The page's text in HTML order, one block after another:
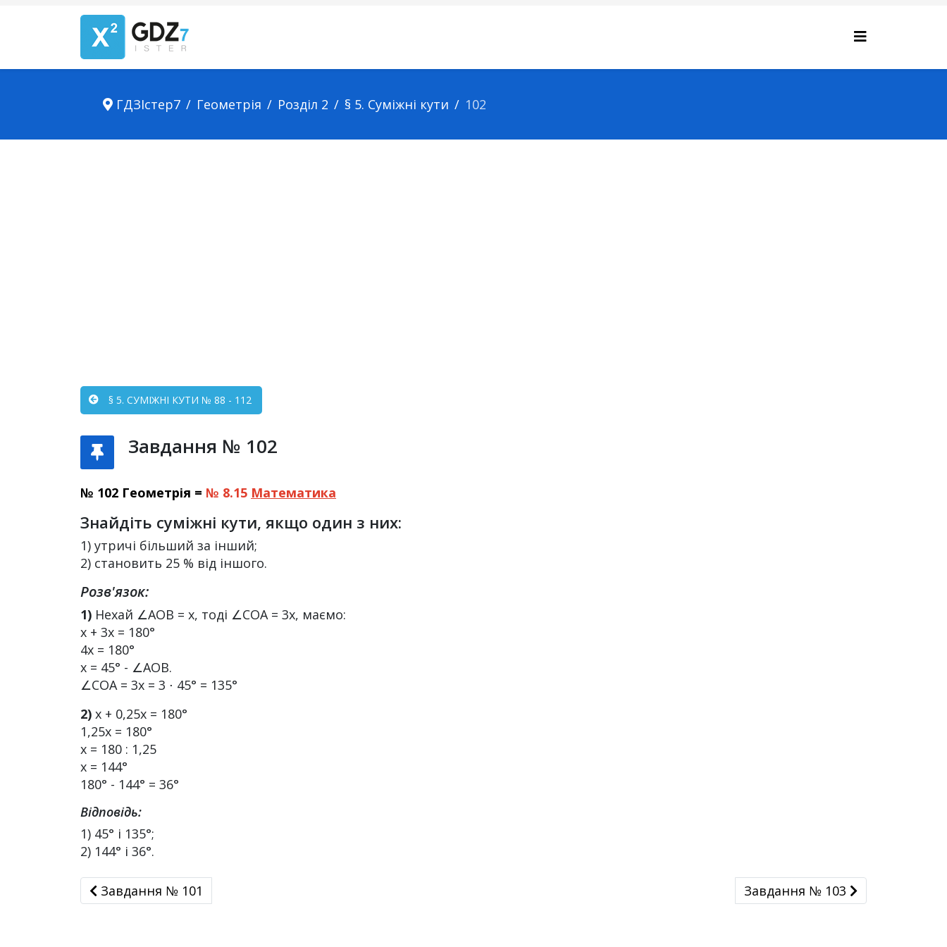
ГДЗІстер7 Геометрія Розділ 2 § 5. Суміжні кути 102
§ 5. СУМІЖНІ КУТИ № 88 - 112
Завдання № 102
№ 102 Геометрія = № 8.15 Математика
Знайдіть суміжні кути, якщо один з них:
1) утричі більший за інший;
2) становить 25 % від іншого.
Розв'язок:
1) Нехай ∠АОВ = х, тоді ∠СОА = 3х, маємо:
х + 3х = 180°
4х = 180°
х = 45° - ∠АОВ.
∠СОА = 3х = 3 ⋅ 45° = 135°
2) х + 0,25х = 180°
1,25х = 180°
х = 180 : 1,25
х = 144°
180° - 144° = 36°
Відповідь:
1) 45° і 135°;
2) 144° і 36°.
Завдання № 101
Завдання № 101 Завдання № 103
Завдання № 103